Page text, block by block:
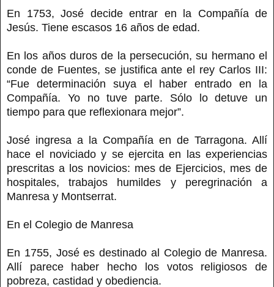
En 1753, José decide entrar en la Compañía de
Jesús. Tiene escasos 16 años de edad.
En los años duros de la persecución, su hermano el
conde de Fuentes, se justifica ante el rey Carlos III:
“Fue determinación suya el haber entrado en la
Compañía. Yo no tuve parte. Sólo lo detuve un
tiempo para que reflexionara mejor”.
José ingresa a la Compañía en de Tarragona. Allí
hace el noviciado y se ejercita en las experiencias
prescritas a los novicios: mes de Ejercicios, mes de
hospitales, trabajos humildes y peregrinación a
Manresa y Montserrat.
En el Colegio de Manresa
En 1755, José es destinado al Colegio de Manresa.
Allí parece haber hecho los votos religiosos de
pobreza, castidad y obediencia.